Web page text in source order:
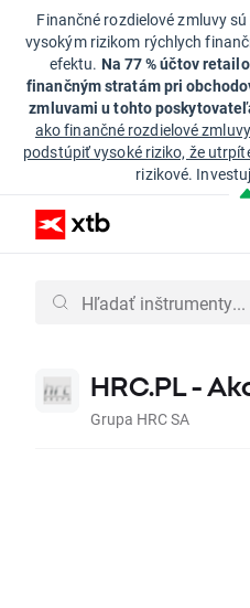
Finančné rozdielové zmluvy
vysokým rizikom rýchlych
efektu. Na 77 % účtov
finančným stratám pri
zmluvami u tohto
ako finančné rozdielové
podstúpiť vysoké riziko, že
rizikové.
HRC.PL -
Grupa HRC SA